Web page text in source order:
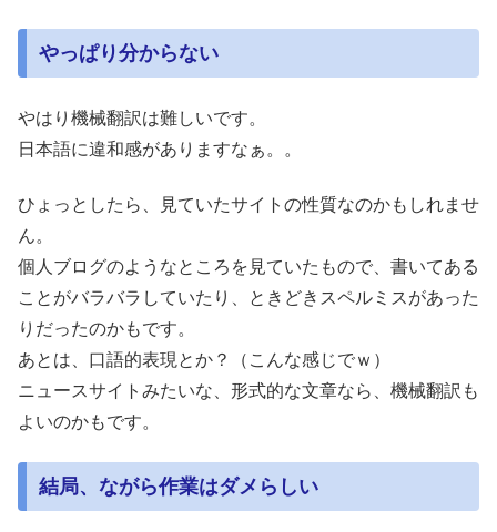
やっぱり分からない
やはり機械翻訳は難しいです。
日本語に違和感がありますなぁ。。
ひょっとしたら、見ていたサイトの性質なのかもしれませ
ん。
個人ブログのようなところを見ていたもので、書いてある
ことがバラバラしていたり、ときどきスペルミスがあった
りだったのかもです。
あとは、口語的表現とか？（こんな感じでｗ）
ニュースサイトみたいな、形式的な文章なら、機械翻訳も
よいのかもです。
結局、ながら作業はダメらしい